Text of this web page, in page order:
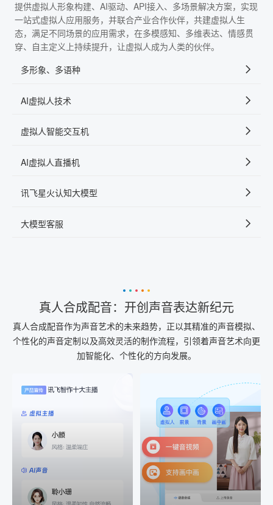
提供虚拟人形象构建、AI驱动、API接入、多场景解决方案，实现
一站式虚拟人应用服务，并联合产业合作伙伴，共建虚拟人生
态，满足不同场景的应用需求，在多模感知、多维表达、情感贯
穿、自主定义上持续提升，让虚拟人成为人类的伙伴。
多形象、多语种
AI虚拟人技术
虚拟人智能交互机
AI虚拟人直播机
讯飞星火认知大模型
大模型客服
真人合成配音：开创声音表达新纪元
真人合成配音作为声音艺术的未来趋势，正以其精准的声音模拟、
个性化的声音定制以及高效灵活的制作流程，引领着声音艺术向更
加智能化、个性化的方向发展。
AI配音
音视频一键生成
室"中输入文本或录音，一
出
AI+音频
配音一键生成
AI+音频：基于全球领先的
TTS能力打造的AI音频制作
工具，输入文本、选择发
音人即可一键生成专业音